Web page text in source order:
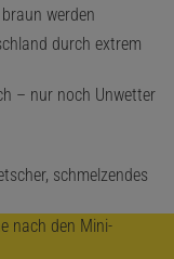
werden
durch extrem
– nur noch Unwetter
schmelzendes
nach den Mini-